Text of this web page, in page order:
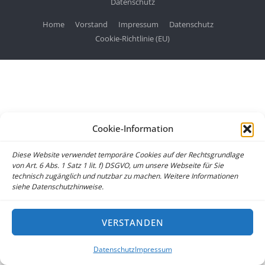
Cookie-Information
Diese Website verwendet temporäre Cookies auf der Rechtsgrundlage
von Art. 6 Abs. 1 Satz 1 lit. f) DSGVO, um unsere Webseite für Sie
technisch zugänglich und nutzbar zu machen. Weitere Informationen
siehe Datenschutzhinweise.
VERSTANDEN
DatenschutzImpressum
Home Vorstand Impressum
Datenschutz
Cookie-Richtlinie (EU)